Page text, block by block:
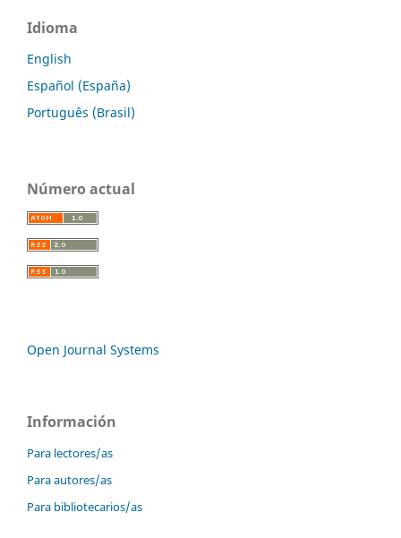
Idioma
English
Español (España)
Português (Brasil)
Número actual
Open Journal Systems
Información
Para lectores/as
Para autores/as
Para bibliotecarios/as